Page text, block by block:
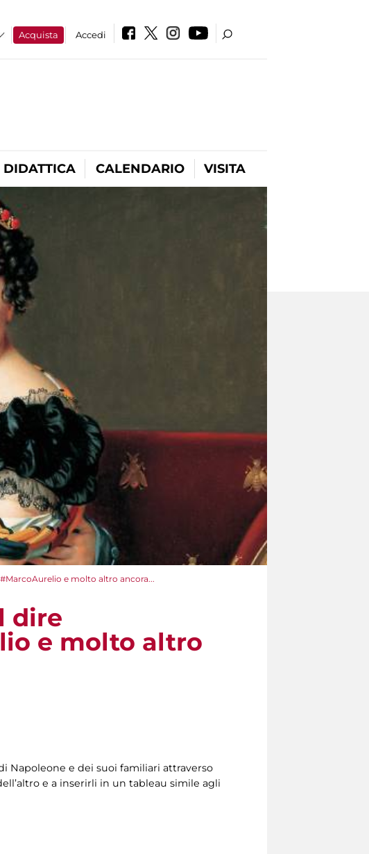
Acquista Accedi
DIDATTICA CALENDARIO VISITA
e molto altro ancora...
dire
e molto altro
Napoleone e dei suoi familiari attraverso
e a inserirli in un tableau simile agli